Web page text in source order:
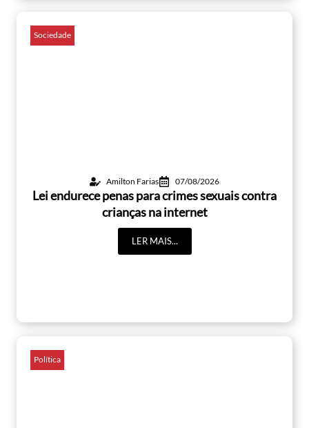
Sociedade
Amilton Farias 07/08/2026
Lei endurece penas para crimes sexuais contra
crianças na internet
LER MAIS...
Política